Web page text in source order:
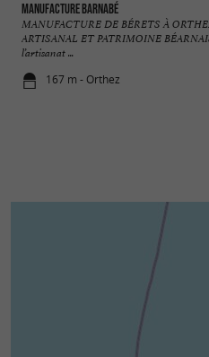
Manufacture Barnabé
MANUFACTURE DE BÉRETS À
ARTISANAL ET PATRIMOINE
l’artisanat ...
167 m - Orthez